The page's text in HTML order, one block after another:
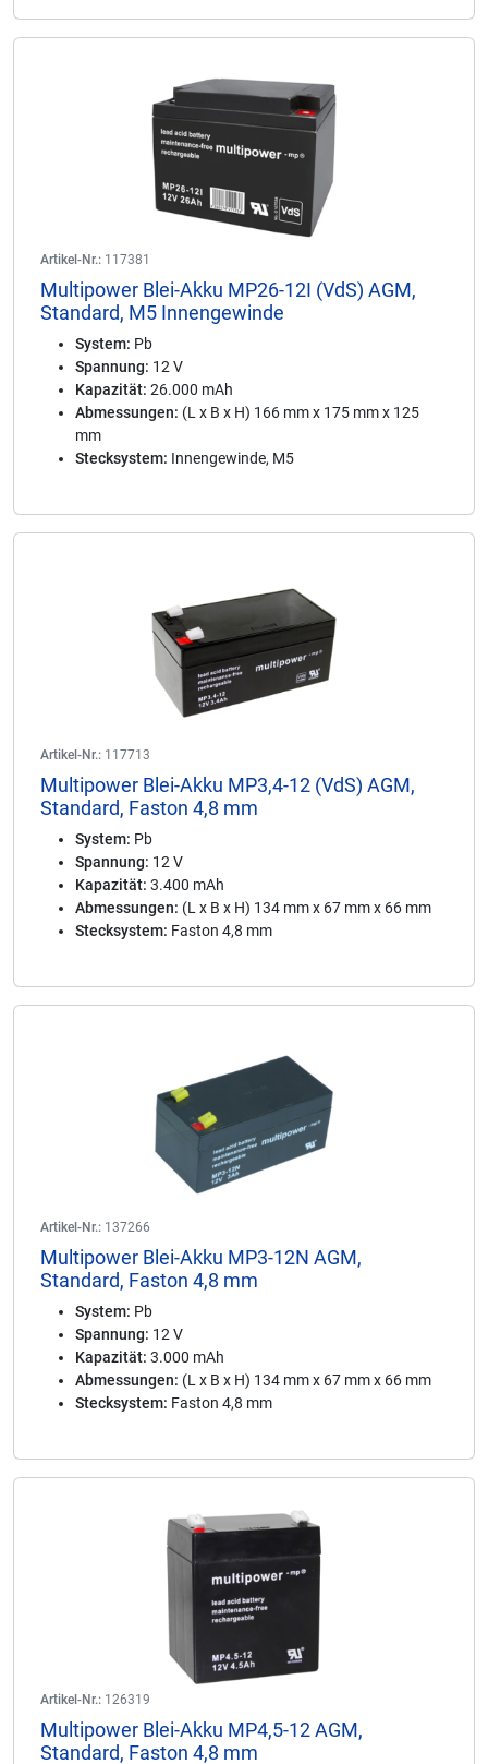
Artikel-Nr.: 117381
Multipower Blei-Akku MP26-12I (VdS) AGM,
Standard, M5 Innengewinde
System: Pb
Spannung: 12 V
Kapazität: 26.000 mAh
Abmessungen: (L x B x H) 166 mm x 175 mm x 125
mm
Stecksystem: Innengewinde, M5
Artikel-Nr.: 117713
Multipower Blei-Akku MP3,4-12 (VdS) AGM,
Standard, Faston 4,8 mm
System: Pb
Spannung: 12 V
Kapazität: 3.400 mAh
Abmessungen: (L x B x H) 134 mm x 67 mm x 66 mm
Stecksystem: Faston 4,8 mm
Artikel-Nr.: 137266
Multipower Blei-Akku MP3-12N AGM,
Standard, Faston 4,8 mm
System: Pb
Spannung: 12 V
Kapazität: 3.000 mAh
Abmessungen: (L x B x H) 134 mm x 67 mm x 66 mm
Stecksystem: Faston 4,8 mm
Artikel-Nr.: 126319
Multipower Blei-Akku MP4,5-12 AGM,
Standard, Faston 4,8 mm